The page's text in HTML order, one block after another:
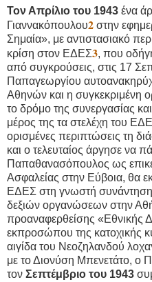
Τον Απρίλιο του 1943 ένα
Γιαννακόπουλου2 στην
Σημαία», με αντιστασιακό
κρίση στον ΕΔΕΣ3, που
από συγκρούσεις, στις 17
Παπαγεωργίου
Αθηνών και η συγκεκριμένη
το δρόμο της συνεργασίας
μέρος της τα στελέχη του
ορισμένες περιπτώσεις τη
και ο τελευταίος άργησε να
Παπαθανασόπουλος ως
Ασφαλείας στην Εύβοια, θα
ΕΔΕΣ στη γνωστή
δεξιών οργανώσεων στην
προαναφερθείσης «Εθνικής
εκπροσώπου της κατοχικής
αιγίδα του Νεοζηλανδού
με το Διονύση Μπενετάτο, ο
τον Σεπτέμβριο του 1943